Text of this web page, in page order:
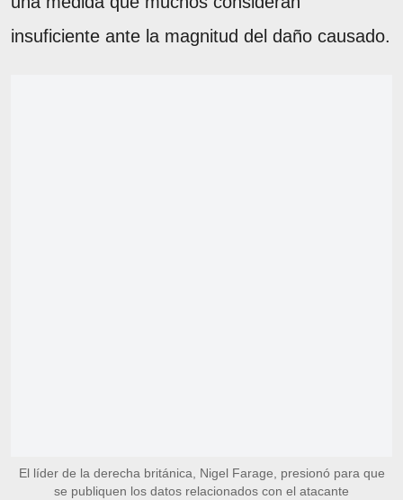
insuficiente ante la magnitud del daño causado.
El líder de la derecha británica, Nigel Farage, presionó para que
se publiquen los datos relacionados con el atacante